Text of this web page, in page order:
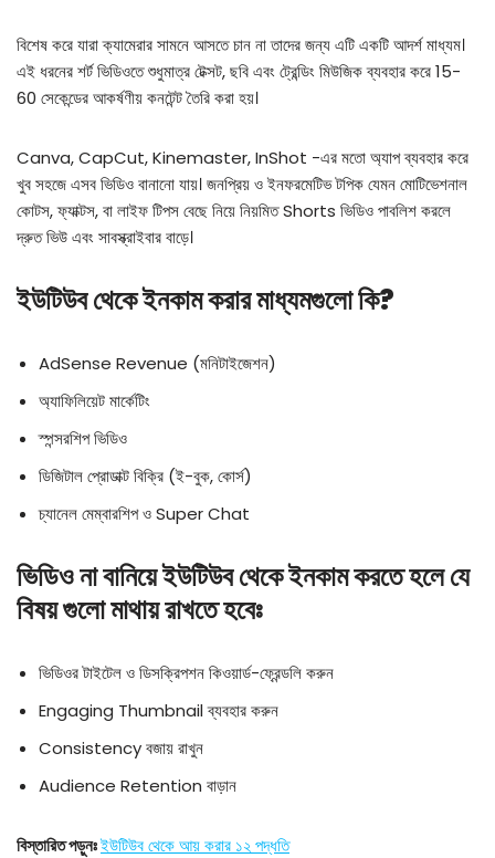
বিশেষ করে যারা ক্যামেরার সামনে আসতে চান না তাদের জন্য এটি একটি আদর্শ মাধ্যম।
এই ধরনের শর্ট ভিডিওতে শুধুমাত্র টেক্সট, ছবি এবং ট্রেন্ডিং মিউজিক ব্যবহার করে 15-
60 সেকেন্ডের আকর্ষণীয় কনটেন্ট তৈরি করা হয়।
Canva, CapCut, Kinemaster, InShot -এর মতো অ্যাপ ব্যবহার করে
খুব সহজে এসব ভিডিও বানানো যায়। জনপ্রিয় ও ইনফরমেটিভ টপিক যেমন মোটিভেশনাল
কোটস, ফ্যাক্টস, বা লাইফ টিপস বেছে নিয়ে নিয়মিত Shorts ভিডিও পাবলিশ করলে
দ্রুত ভিউ এবং সাবস্ক্রাইবার বাড়ে।
ইউটিউব থেকে ইনকাম করার মাধ্যমগুলো কি?
AdSense Revenue (মনিটাইজেশন)
অ্যাফিলিয়েট মার্কেটিং
স্পন্সরশিপ ভিডিও
ডিজিটাল প্রোডাক্ট বিক্রি (ই-বুক, কোর্স)
চ্যানেল মেম্বারশিপ ও Super Chat
ভিডিও না বানিয়ে ইউটিউব থেকে ইনকাম করতে হলে যে
বিষয় গুলো মাথায় রাখতে হবেঃ
ভিডিওর টাইটেল ও ডিসক্রিপশন কিওয়ার্ড-ফ্রেন্ডলি করুন
Engaging Thumbnail ব্যবহার করুন
Consistency বজায় রাখুন
Audience Retention বাড়ান
বিস্তারিত পড়ুনঃইউটিউব থেকে আয় করার ১২ পদ্ধতি